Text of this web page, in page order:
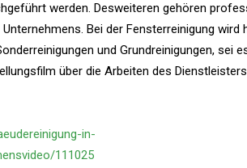
werden. Desweiteren gehören
Bei der Fensterreinigung
und Grundreinigungen, sei
über die Arbeiten des
in-
111025